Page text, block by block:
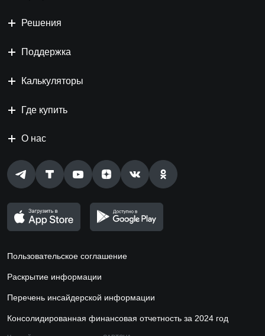
Решения
Поддержка
Калькуляторы
Где купить
О нас
Пользовательское соглашение
Раскрытие информации
Перечень инсайдерской информации
Консолидированная финансовая отчетность за 2024 год